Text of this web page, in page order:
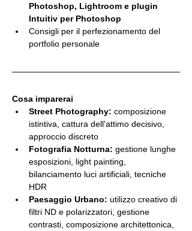
Photoshop, Lightroom e plugin
Intuitiv per Photoshop
Consigli per il perfezionamento del
portfolio personale
Cosa imparerai
Street Photography: composizione
istintiva, cattura dell'attimo decisivo,
approccio discreto
Fotografia Notturna: gestione lunghe
esposizioni, light painting,
bilanciamento luci artificiali, tecniche
HDR
Paesaggio Urbano: utilizzo creativo di
filtri ND e polarizzatori, gestione
contrasti, composizione architettonica,